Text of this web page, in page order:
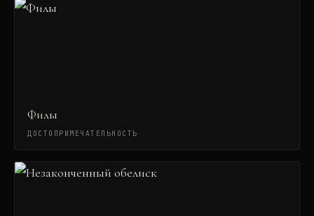
Филы
ДОСТОПРИМЕЧАТЕЛЬНОСТЬ